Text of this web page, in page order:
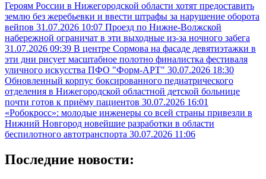
Героям России в Нижегородской области хотят предоставить
землю без жеребьевки и ввести штрафы за нарушение оборота
вейпов 31.07.2026 10:07 Проезд по Нижне-Волжской
набережной ограничат в эти выходные из-за ночного забега
31.07.2026 09:39 В центре Сормова на фасаде девятиэтажки в
эти дни рисует масштабное полотно финалистка фестиваля
уличного искусства ПФО "Форм-АРТ" 30.07.2026 18:30
Обновленный корпус боксированного педиатрического
отделения в Нижегородской областной детской больнице
почти готов к приёму пациентов 30.07.2026 16:01
«Робокросс»: молодые инженеры со всей страны привезли в
Нижний Новгород новейшие разработки в области
беспилотного автотранспорта 30.07.2026 11:06
Последние новости: